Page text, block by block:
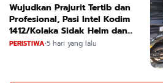
Wujudkan Prajurit Tertib dan
Profesional, Pasi Intel Kodim
1412/Kolaka Sidak Helm dan
Kendaraan
PERISTIWA•5 hari yang lalu